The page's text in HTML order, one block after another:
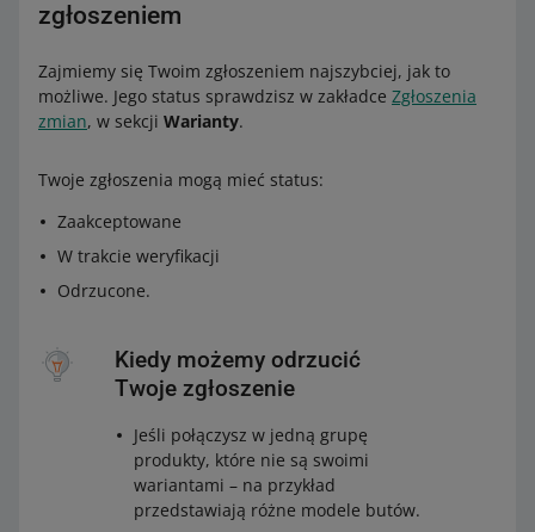
zgłoszeniem
Zajmiemy się Twoim zgłoszeniem najszybciej, jak to
możliwe. Jego status sprawdzisz w zakładce Zgłoszenia
zmian, w sekcji Warianty.
Twoje zgłoszenia mogą mieć status:
Zaakceptowane
W trakcie weryfikacji
Odrzucone.
Kiedy możemy odrzucić
Twoje zgłoszenie
Jeśli połączysz w jedną grupę
produkty, które nie są swoimi
wariantami – na przykład
przedstawiają różne modele butów.